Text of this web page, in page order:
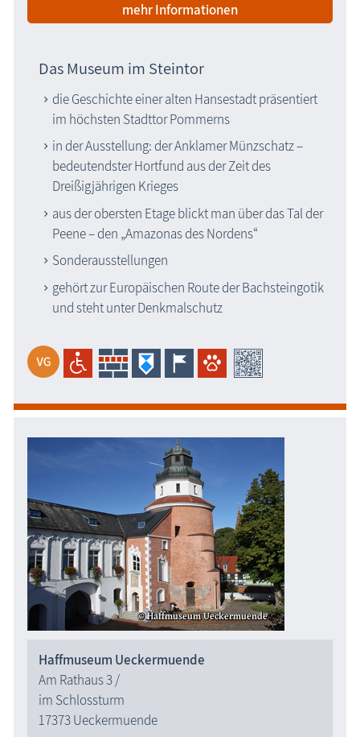
mehr Informationen
Das Museum im Steintor
die Geschichte einer alten Hansestadt präsentiert
im höchsten Stadttor Pommerns
in der Ausstellung: der Anklamer Münzschatz –
bedeutendster Hortfund aus der Zeit des
Dreißigjährigen Krieges
aus der obersten Etage blickt man über das Tal der
Peene – den „Amazonas des Nordens“
Sonderausstellungen
gehört zur Europäischen Route der Bachsteingotik
und steht unter Denkmalschutz
Haffmuseum Ueckermuende
Am Rathaus 3 /
im Schlossturm
17373 Ueckermuende